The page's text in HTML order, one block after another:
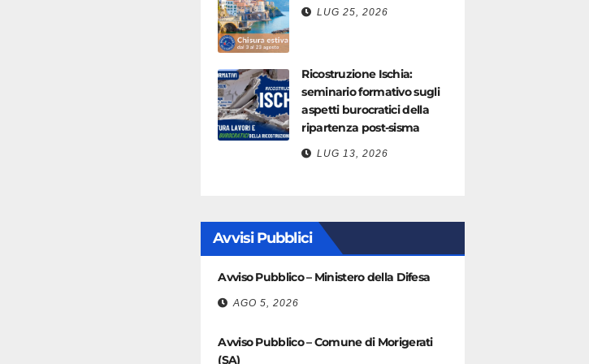
LUG 25, 2026
Ricostruzione Ischia:
seminario formativo sugli
aspetti burocratici della
ripartenza post-sisma
LUG 13, 2026
Avvisi Pubblici
Avviso Pubblico – Ministero della Difesa
AGO 5, 2026
Avviso Pubblico – Comune di Morigerati
(SA)